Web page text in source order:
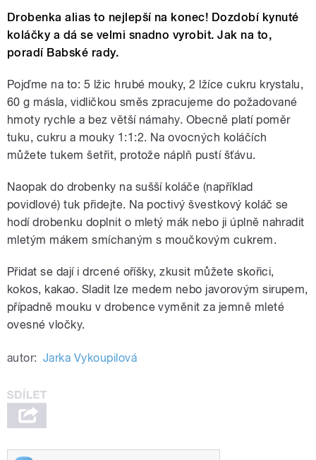
Drobenka alias to nejlepší na konec! Dozdobí kynuté
koláčky a dá se velmi snadno vyrobit. Jak na to,
poradí Babské rady.
Pojďme na to: 5 lžic hrubé mouky, 2 lžíce cukru krystalu,
60 g másla, vidličkou směs zpracujeme do požadované
hmoty rychle a bez větší námahy. Obecně platí poměr
tuku, cukru a mouky 1:1:2. Na ovocných koláčích
můžete tukem šetřit, protože náplň pustí šťávu.
Naopak do drobenky na sušší koláče (například
povidlové) tuk přidejte. Na poctivý švestkový koláč se
hodí drobenku doplnit o mletý mák nebo ji úplně nahradit
mletým mákem smíchaným s moučkovým cukrem.
Přidat se dají i drcené oříšky, zkusit můžete skořici,
kokos, kakao. Sladit lze medem nebo javorovým sirupem,
případně mouku v drobence vyměnit za jemně mleté
ovesné vločky.
autor: Jarka Vykoupilová